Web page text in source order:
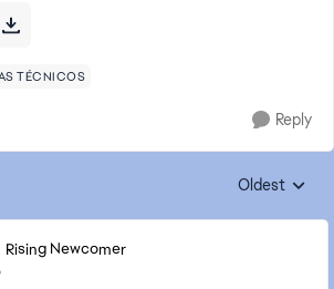
TÉCNICOS
Reply
Replies
Oldest
Rising Newcomer